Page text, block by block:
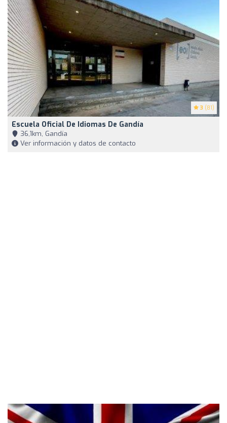
3 (81)
Escuela Oficial De Idiomas De Gandía
36,1km, Gandía
Ver información y datos de contacto